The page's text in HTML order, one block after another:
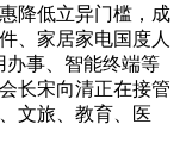
降低立异门槛，成
、家居家电国度人
办事、智能终端等
长宋向清正在接管
文旅、教育、医